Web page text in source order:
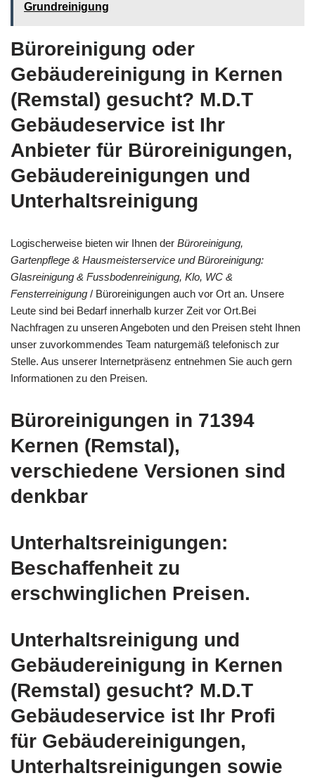
Grundreinigung
Büroreinigung oder
Gebäudereinigung in Kernen
(Remstal) gesucht? M.D.T
Gebäudeservice ist Ihr
Anbieter für Büroreinigungen,
Gebäudereinigungen und
Unterhaltsreinigung
Logischerweise bieten wir Ihnen der Büroreinigung,
Gartenpflege & Hausmeisterservice und Büroreinigung:
Glasreinigung & Fussbodenreinigung, Klo, WC &
Fensterreinigung / Büroreinigungen auch vor Ort an. Unsere
Leute sind bei Bedarf innerhalb kurzer Zeit vor Ort.Bei
Nachfragen zu unseren Angeboten und den Preisen steht Ihnen
unser zuvorkommendes Team naturgemäß telefonisch zur
Stelle. Aus unserer Internetpräsenz entnehmen Sie auch gern
Informationen zu den Preisen.
Büroreinigungen in 71394
Kernen (Remstal),
verschiedene Versionen sind
denkbar
Unterhaltsreinigungen:
Beschaffenheit zu
erschwinglichen Preisen.
Unterhaltsreinigung und
Gebäudereinigung in Kernen
(Remstal) gesucht? M.D.T
Gebäudeservice ist Ihr Profi
für Gebäudereinigungen,
Unterhaltsreinigungen sowie